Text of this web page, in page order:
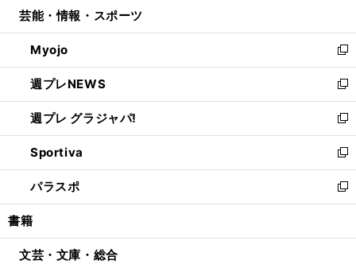
開
く
ウ
で
開
く
ン
ド
ウ
で
開
く
ウ
ィ
ン
ド
ウ
で
開
く
芸能・情報・スポーツ
Myojo
新
し
い
ウ
ィ
ン
ド
ウ
で
開
週プレNEWS
新
し
い
ウ
ィ
ン
ド
ウ
開
週プレ グラジャパ!
新
し
い
ウ
ィ
ン
ウ
Sportiva
新
し
い
ウ
ン
パラスポ
新
し
ウ
書籍
文芸・文庫・総合